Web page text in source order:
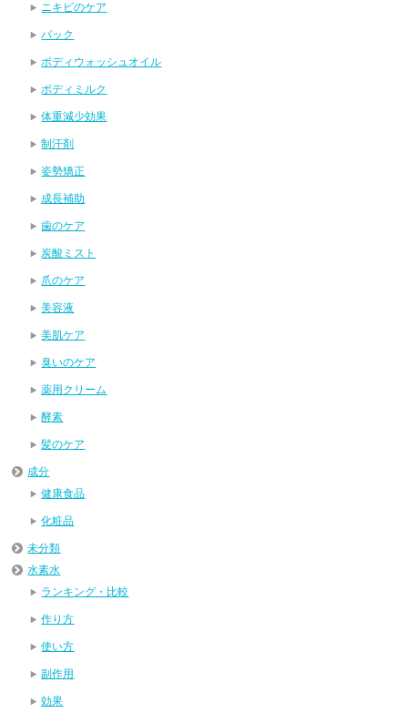
ニキビのケア
パック
ボディウォッシュオイル
ボディミルク
体重減少効果
制汗剤
姿勢矯正
成長補助
歯のケア
炭酸ミスト
爪のケア
美容液
美肌ケア
臭いのケア
薬用クリーム
酵素
髪のケア
成分
健康食品
化粧品
未分類
水素水
ランキング・比較
作り方
使い方
副作用
効果